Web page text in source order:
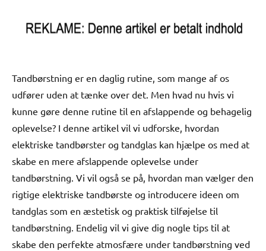
Tandbørstning er en daglig rutine, som mange af os
udfører uden at tænke over det. Men hvad nu hvis vi
kunne gøre denne rutine til en afslappende og behagelig
oplevelse? I denne artikel vil vi udforske, hvordan
elektriske tandbørster og tandglas kan hjælpe os med at
skabe en mere afslappende oplevelse under
tandbørstning. Vi vil også se på, hvordan man vælger den
rigtige elektriske tandbørste og introducere ideen om
tandglas som en æstetisk og praktisk tilføjelse til
tandbørstning. Endelig vil vi give dig nogle tips til at
skabe den perfekte atmosfære under tandbørstning ved